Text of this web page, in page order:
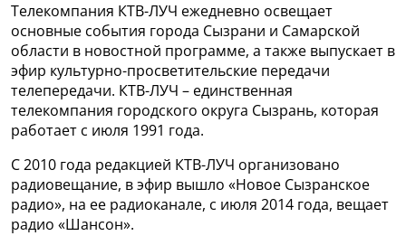
Телекомпания КТВ-ЛУЧ ежедневно освещает
основные события города Сызрани и Самарской
области в новостной программе, а также выпускает в
эфир культурно-просветительские передачи
телепередачи. КТВ-ЛУЧ – единственная
телекомпания городского округа Сызрань, которая
работает с июля 1991 года.
С 2010 года редакцией КТВ-ЛУЧ организовано
радиовещание, в эфир вышло «Новое Сызранское
радио», на ее радиоканале, с июля 2014 года, вещает
радио «Шансон».